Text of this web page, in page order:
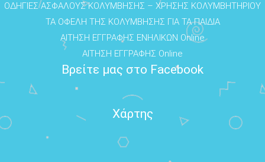
ΟΔΗΓΙΕΣ ΑΣΦΑΛΟΥΣ ΚΟΛΥΜΒΗΣΗΣ – ΧΡΗΣΗΣ ΚΟΛΥΜΒΗΤΗΡΙΟΥ
ΤΑ ΟΦΕΛΗ ΤΗΣ ΚΟΛΥΜΒΗΣΗΣ ΓΙΑ ΤΑ ΠΑΙΔΙΑ
ΑΙΤΗΣΗ ΕΓΓΡΑΦΗΣ ΕΝΗΛΙΚΩΝ Online
ΑΙΤΗΣΗ ΕΓΓΡΑΦΗΣ Online
Βρείτε μας στο Facebook
Χάρτης